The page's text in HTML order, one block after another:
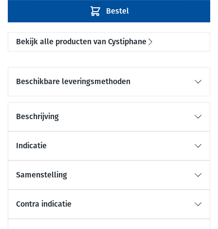
Bestel
Bekijk alle producten van Cystiphane
Beschikbare leveringsmethoden
Beschrijving
Indicatie
Samenstelling
Contra indicatie